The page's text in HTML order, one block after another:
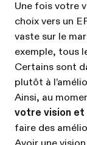
Une fois votre
choix vers un
vaste sur le
exemple, tous
Certains sont
plutôt à
Ainsi, au
votre vision et
faire des